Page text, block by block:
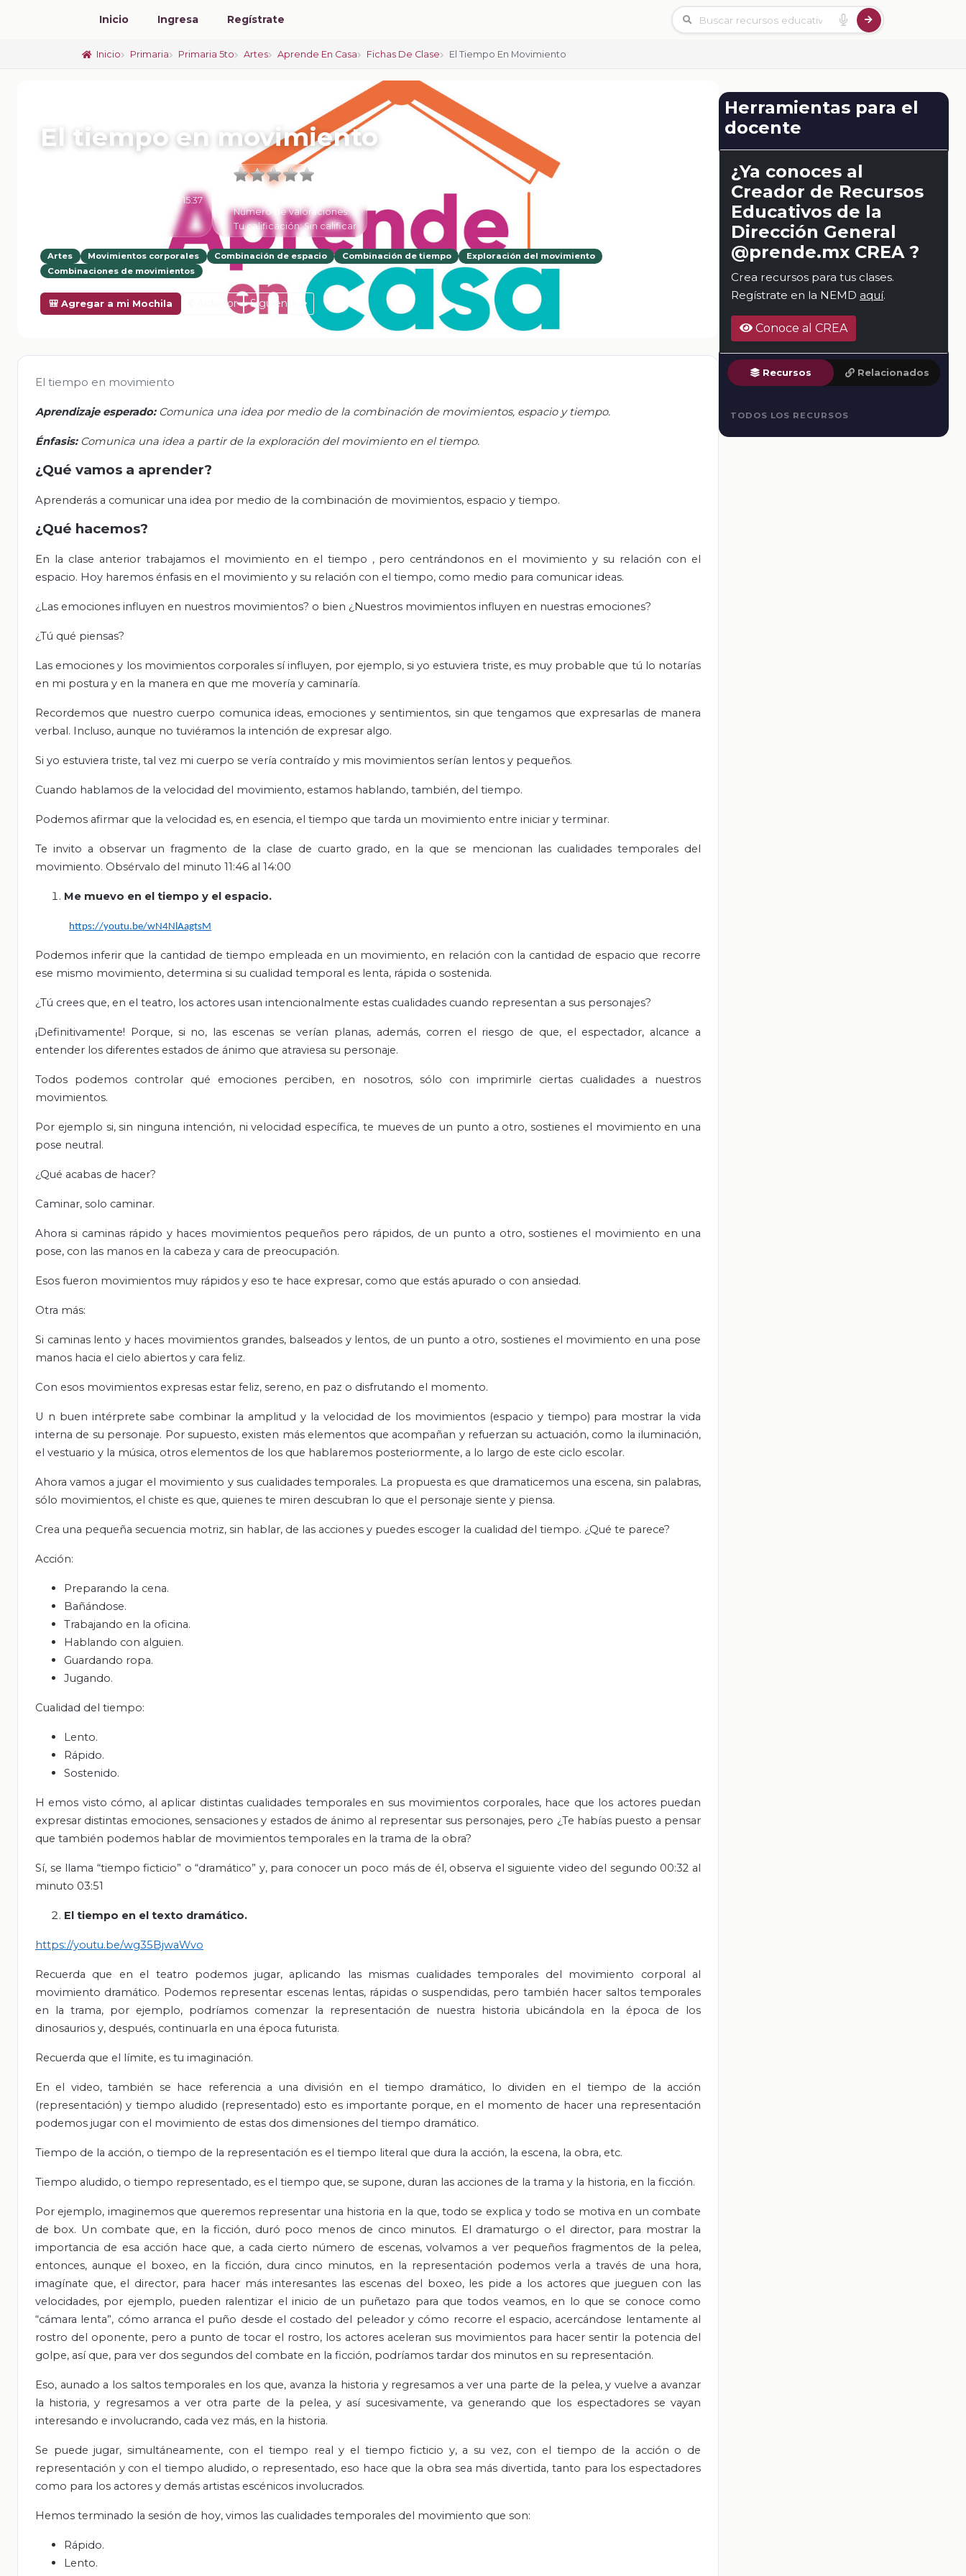
Inicio Ingresa Regístrate
Inicio Primaria Primaria 5to Artes Aprende En Casa Fichas De Clase El Tiempo En Movimiento
El tiempo en movimiento
6 de Febrero de 2025 a las 15:37
Número de valoraciones:0
Tu calificación:Sin calificar
Artes Movimientos corporales Combinación de espacio Combinación de tiempo
Exploración del movimiento
Combinaciones de movimientos
🎒 Agregar a mi Mochila Anterior Siguiente
El tiempo en movimiento
Aprendizaje esperado: Comunica una idea por medio de la combinación de movimientos, espacio y tiempo.
Énfasis: Comunica una idea a partir de la exploración del movimiento en el tiempo.
¿Qué vamos a aprender?
Aprenderás a comunicar una idea por medio de la combinación de movimientos, espacio y tiempo.
¿Qué hacemos?
En la clase anterior trabajamos el movimiento en el tiempo , pero centrándonos en el movimiento y su relación con el
espacio. Hoy haremos énfasis en el movimiento y su relación con el tiempo, como medio para comunicar ideas.
¿Las emociones influyen en nuestros movimientos? o bien ¿Nuestros movimientos influyen en nuestras emociones?
¿Tú qué piensas?
Las emociones y los movimientos corporales sí influyen, por ejemplo, si yo estuviera triste, es muy probable que tú lo notarías
en mi postura y en la manera en que me movería y caminaría.
Recordemos que nuestro cuerpo comunica ideas, emociones y sentimientos, sin que tengamos que expresarlas de manera
verbal. Incluso, aunque no tuviéramos la intención de expresar algo.
Si yo estuviera triste, tal vez mi cuerpo se vería contraído y mis movimientos serían lentos y pequeños.
Cuando hablamos de la velocidad del movimiento, estamos hablando, también, del tiempo.
Podemos afirmar que la velocidad es, en esencia, el tiempo que tarda un movimiento entre iniciar y terminar.
Te invito a observar un fragmento de la clase de cuarto grado, en la que se mencionan las cualidades temporales del
movimiento. Obsérvalo del minuto 11:46 al 14:00
Me muevo en el tiempo y el espacio.
https://youtu.be/wN4NlAagtsM
Podemos inferir que la cantidad de tiempo empleada en un movimiento, en relación con la cantidad de espacio que recorre
ese mismo movimiento, determina si su cualidad temporal es lenta, rápida o sostenida.
¿Tú crees que, en el teatro, los actores usan intencionalmente estas cualidades cuando representan a sus personajes?
¡Definitivamente! Porque, si no, las escenas se verían planas, además, corren el riesgo de que, el espectador, alcance a
entender los diferentes estados de ánimo que atraviesa su personaje.
Todos podemos controlar qué emociones perciben, en nosotros, sólo con imprimirle ciertas cualidades a nuestros
movimientos.
Por ejemplo si, sin ninguna intención, ni velocidad específica, te mueves de un punto a otro, sostienes el movimiento en una
pose neutral.
¿Qué acabas de hacer?
Caminar, solo caminar.
Ahora si caminas rápido y haces movimientos pequeños pero rápidos, de un punto a otro, sostienes el movimiento en una
pose, con las manos en la cabeza y cara de preocupación.
Esos fueron movimientos muy rápidos y eso te hace expresar, como que estás apurado o con ansiedad.
Otra más:
Si caminas lento y haces movimientos grandes, balseados y lentos, de un punto a otro, sostienes el movimiento en una pose
manos hacia el cielo abiertos y cara feliz.
Con esos movimientos expresas estar feliz, sereno, en paz o disfrutando el momento.
U n buen intérprete sabe combinar la amplitud y la velocidad de los movimientos (espacio y tiempo) para mostrar la vida
interna de su personaje. Por supuesto, existen más elementos que acompañan y refuerzan su actuación, como la iluminación,
el vestuario y la música, otros elementos de los que hablaremos posteriormente, a lo largo de este ciclo escolar.
Ahora vamos a jugar el movimiento y sus cualidades temporales. La propuesta es que dramaticemos una escena, sin palabras,
sólo movimientos, el chiste es que, quienes te miren descubran lo que el personaje siente y piensa.
Crea una pequeña secuencia motriz, sin hablar, de las acciones y puedes escoger la cualidad del tiempo. ¿Qué te parece?
Acción:
Preparando la cena.
Bañándose.
Trabajando en la oficina.
Hablando con alguien.
Guardando ropa.
Jugando.
Cualidad del tiempo:
Lento.
Rápido.
Sostenido.
H emos visto cómo, al aplicar distintas cualidades temporales en sus movimientos corporales, hace que los actores puedan
expresar distintas emociones, sensaciones y estados de ánimo al representar sus personajes, pero ¿Te habías puesto a pensar
que también podemos hablar de movimientos temporales en la trama de la obra?
Sí, se llama “tiempo ficticio” o “dramático” y, para conocer un poco más de él, observa el siguiente video del segundo 00:32 al
minuto 03:51
El tiempo en el texto dramático.
https://youtu.be/wg35BjwaWvo
Recuerda que en el teatro podemos jugar, aplicando las mismas cualidades temporales del movimiento corporal al
movimiento dramático. Podemos representar escenas lentas, rápidas o suspendidas, pero también hacer saltos temporales
en la trama, por ejemplo, podríamos comenzar la representación de nuestra historia ubicándola en la época de los
dinosaurios y, después, continuarla en una época futurista.
Recuerda que el límite, es tu imaginación.
En el video, también se hace referencia a una división en el tiempo dramático, lo dividen en el tiempo de la acción
(representación) y tiempo aludido (representado) esto es importante porque, en el momento de hacer una representación
podemos jugar con el movimiento de estas dos dimensiones del tiempo dramático.
Tiempo de la acción, o tiempo de la representación es el tiempo literal que dura la acción, la escena, la obra, etc.
Tiempo aludido, o tiempo representado, es el tiempo que, se supone, duran las acciones de la trama y la historia, en la ficción.
Por ejemplo, imaginemos que queremos representar una historia en la que, todo se explica y todo se motiva en un combate
de box. Un combate que, en la ficción, duró poco menos de cinco minutos. El dramaturgo o el director, para mostrar la
importancia de esa acción hace que, a cada cierto número de escenas, volvamos a ver pequeños fragmentos de la pelea,
entonces, aunque el boxeo, en la ficción, dura cinco minutos, en la representación podemos verla a través de una hora,
imagínate que, el director, para hacer más interesantes las escenas del boxeo, les pide a los actores que jueguen con las
velocidades, por ejemplo, pueden ralentizar el inicio de un puñetazo para que todos veamos, en lo que se conoce como
“cámara lenta”, cómo arranca el puño desde el costado del peleador y cómo recorre el espacio, acercándose lentamente al
rostro del oponente, pero a punto de tocar el rostro, los actores aceleran sus movimientos para hacer sentir la potencia del
golpe, así que, para ver dos segundos del combate en la ficción, podríamos tardar dos minutos en su representación.
Eso, aunado a los saltos temporales en los que, avanza la historia y regresamos a ver una parte de la pelea, y vuelve a avanzar
la historia, y regresamos a ver otra parte de la pelea, y así sucesivamente, va generando que los espectadores se vayan
interesando e involucrando, cada vez más, en la historia.
Se puede jugar, simultáneamente, con el tiempo real y el tiempo ficticio y, a su vez, con el tiempo de la acción o de
representación y con el tiempo aludido, o representado, eso hace que la obra sea más divertida, tanto para los espectadores
como para los actores y demás artistas escénicos involucrados.
Hemos terminado la sesión de hoy, vimos las cualidades temporales del movimiento que son:
Rápido.
Lento.
Herramientas para el
docente
¿Ya conoces al
Creador de Recursos
Educativos de la
Dirección General
@prende.mx CREA ?
Crea recursos para tus clases.
Regístrate en la NEMD aquí.
Conoce al CREA
Recursos Relacionados
TODOS LOS RECURSOS